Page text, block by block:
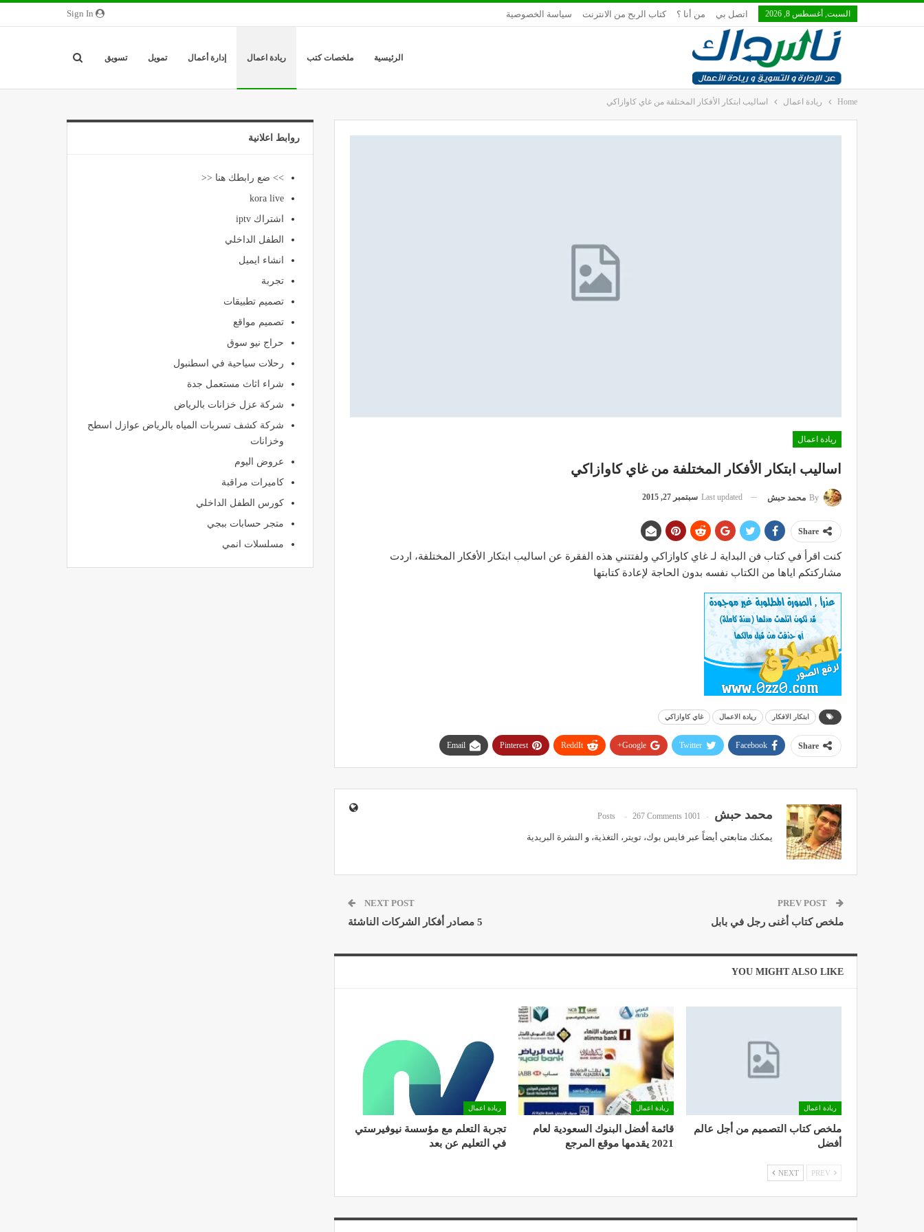
السبت, أغسطس 8, 2026 اتصل بي من أنا ؟ كتاب الربح من الانترنت سياسة الخصوصية
الرئيسية ملخصات كتب ريادة اعمال إدارة أعمال تمويل تسويق
Home ريادة اعمال اساليب ابتكار الأفكار المختلفة من غاي كاوازاكي
ريادة اعمال
اساليب ابتكار الأفكار المختلفة من غاي كاوازاكي
By محمد حبش Last updated سبتمبر 27, 2015
Share
كنت اقرأ في كتاب فن البداية لـ غاي كاوازاكي ولفتتني هذه الفقرة عن اساليب ابتكار الأفكار المختلفة، اردت
مشاركتكم اياها من الكتاب نفسه بدون الحاجة لإعادة كتابتها
ابتكار الافكار ريادة الاعمال غاي كاوازاكي
Share
Facebook
Twitter
Google+
ReddIt
Pinterest
Email
محمد حبش 1001 Posts
267 Comments
يمكنك متابعتي أيضاً عبر فايس بوك، تويتر ، التغذية، و النشرة البريدية
ملخص كتاب أغنى رجل في بابل
NEXT POST
5 مصادر أفكار الشركات الناشئة
YOU MIGHT ALSO LIKE
ريادة اعمال
ملخص كتاب التصميم من أجل عالم
أفضل
ريادة اعمال
قائمة أفضل البنوك السعودية لعام
2021 يقدمها موقع المرجع
ريادة اعمال
تجربة التعلم مع مؤسسة نيوفيرستي
في التعليم عن بعد
NEXT
روابط اعلانية
>> ضع رابطك هنا <<
kora live
اشتراك iptv
الطفل الداخلي
انشاء ايميل
تجربة
تصميم تطبيقات
تصميم مواقع
حراج نيو سوق
رحلات سياحية في اسطنبول
شراء اثاث مستعمل جدة
شركة عزل خزانات بالرياض
شركة كشف تسربات المياه بالرياض عوازل اسطح
وخزانات
عروض اليوم
كاميرات مراقبة
كورس الطفل الداخلي
متجر حسابات ببجي
مسلسلات انمي